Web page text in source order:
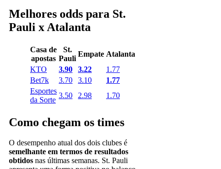
Melhores odds para St.
Pauli x Atalanta
Casa de
apostas
St.
Pauli
Empate Atalanta
KTO
3.90 3.22
1.77
Bet7k
3.70 3.10
1.77
Esportes
da Sorte
3.50 2.98 1.70
Como chegam os times
O desempenho atual dos dois clubes é
semelhante em termos de resultados
obtidos nas últimas semanas. St. Pauli